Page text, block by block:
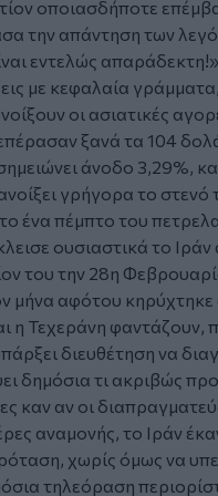
οποιασδήποτε
την απάντηση των
εντελώς
με κεφαλαία
οι ασιατικές
ξανά τα 104
άνοδο 3,29%,
γρήγορα το
το ένα πέμπτο του
ουσιαστικά το
του την 28η
μήνα αφότου
η Τεχεράνη φαντάζουν,
διευθέτηση να
δημόσια τι ακριβώς
καν αν οι
αναμονής, το Ιράν
χωρίς όμως να
τηλεόραση